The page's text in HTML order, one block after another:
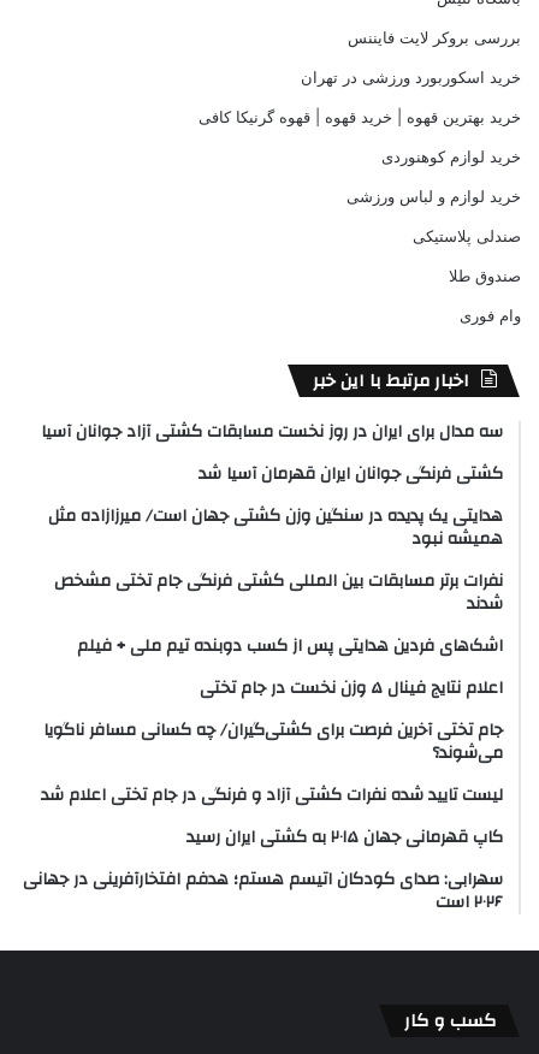
بررسی بروکر لایت فایننس
خرید اسکوربورد ورزشی در تهران
خرید بهترین قهوه | خرید قهوه | قهوه گرنیکا کافی
خرید لوازم کوهنوردی
خرید لوازم و لباس ورزشی
صندلی پلاستیکی
صندوق طلا
وام فوری
اخبار مرتبط با این خبر
سه مدال برای ایران در روز نخست مسابقات کشتی آزاد جوانان آسیا
کشتی فرنگی جوانان ایران قهرمان آسیا شد
هدایتی یک پدیده در سنگین وزن کشتی جهان است/ میرزازاده مثل
همیشه نبود
نفرات برتر مسابقات بین المللی کشتی فرنگی جام تختی مشخص
شدند
اشک‌های فردین هدایتی پس از کسب دوبنده تیم ملی + فیلم
اعلام نتایج فینال ۵ وزن نخست در جام تختی
جام تختی آخرین فرصت برای کشتی‌گیران/ چه کسانی مسافر ناگویا
می‌شوند؟
لیست تایید شده نفرات کشتی آزاد و فرنگی در جام تختی اعلام شد
کاپ قهرمانی جهان ۲۰۱۵ به کشتی ایران رسید
سهرابی: صدای کودکان اتیسم هستم؛ هدفم افتخارآفرینی در جهانی
۲۰۲۶ است
کسب و کار